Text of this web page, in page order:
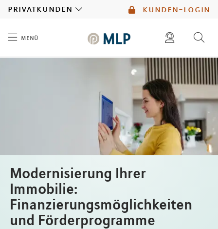
kunden-login
privatkunden
menü
diese website durchsuchen
mlp berater finden
Modernisierung Ihrer
Immobilie:
Finanzierungsmöglichkeiten
und Förderprogramme